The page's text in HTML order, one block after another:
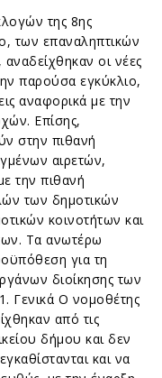
της 8ης
των επαναληπτικών
οι νέες
παρούσα εγκύκλιο,
αναφορικά με την
Επίσης,
στην πιθανή
αιρετών,
την πιθανή
των δημοτικών
κοινοτήτων και
Τα ανωτέρω
για τη
διοίκησης των
Γενικά Ο νομοθέτης
από τις
δήμου και δεν
και να